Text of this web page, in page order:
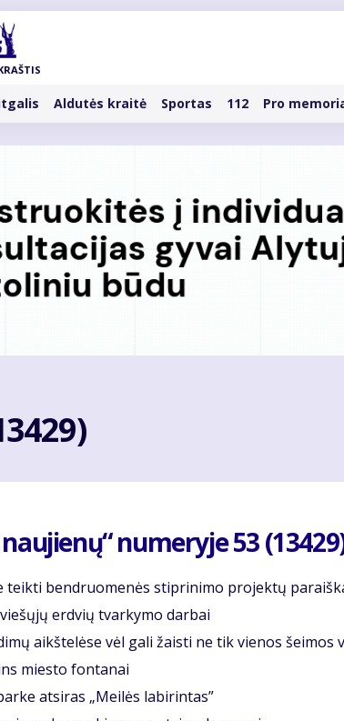
Aldutės kraitė Sportas 112 Pro
numeryje 53
teikti bendruomenės stiprinimo projektų
erd­vių tvar­ky­mo dar­bai
aikš­te­lė­se vėl ga­li žais­ti ne tik vie­nos šei­mos
mies­to fon­ta­nai
at­si­ras „Mei­lės la­bi­rin­tas”